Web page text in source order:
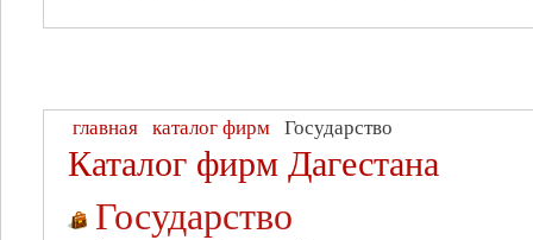
главная каталог фирм Государство
Каталог фирм Дагестана
Государство